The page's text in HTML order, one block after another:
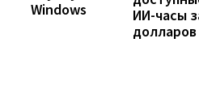
Windows
ИИ-часы
долларов